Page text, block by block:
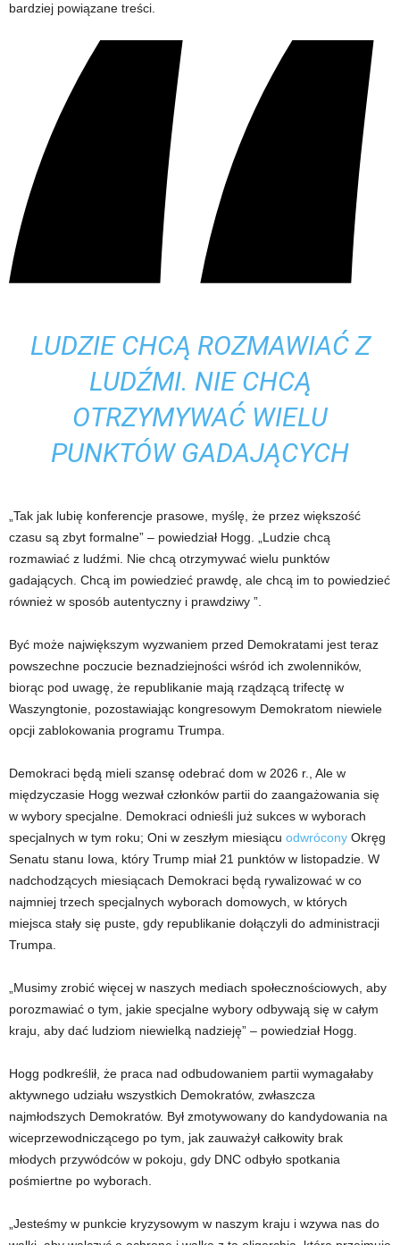
bardziej powiązane treści.
LUDZIE CHCĄ ROZMAWIAĆ Z
LUDŹMI. NIE CHCĄ
OTRZYMYWAĆ WIELU
PUNKTÓW GADAJĄCYCH
„Tak jak lubię konferencje prasowe, myślę, że przez większość
czasu są zbyt formalne” – powiedział Hogg. „Ludzie chcą
rozmawiać z ludźmi. Nie chcą otrzymywać wielu punktów
gadających. Chcą im powiedzieć prawdę, ale chcą im to powiedzieć
również w sposób autentyczny i prawdziwy ”.
Być może największym wyzwaniem przed Demokratami jest teraz
powszechne poczucie beznadziejności wśród ich zwolenników,
biorąc pod uwagę, że republikanie mają rządzącą trifectę w
Waszyngtonie, pozostawiając kongresowym Demokratom niewiele
opcji zablokowania programu Trumpa.
Demokraci będą mieli szansę odebrać dom w 2026 r., Ale w
międzyczasie Hogg wezwał członków partii do zaangażowania się
w wybory specjalne. Demokraci odnieśli już sukces w wyborach
specjalnych w tym roku; Oni w zeszłym miesiącu odwrócony Okręg
Senatu stanu Iowa, który Trump miał 21 punktów w listopadzie. W
nadchodzących miesiącach Demokraci będą rywalizować w co
najmniej trzech specjalnych wyborach domowych, w których
miejsca stały się puste, gdy republikanie dołączyli do administracji
Trumpa.
„Musimy zrobić więcej w naszych mediach społecznościowych, aby
porozmawiać o tym, jakie specjalne wybory odbywają się w całym
kraju, aby dać ludziom niewielką nadzieję” – powiedział Hogg.
Hogg podkreślił, że praca nad odbudowaniem partii wymagałaby
aktywnego udziału wszystkich Demokratów, zwłaszcza
najmłodszych Demokratów. Był zmotywowany do kandydowania na
wiceprzewodniczącego po tym, jak zauważył całkowity brak
młodych przywódców w pokoju, gdy DNC odbyło spotkania
pośmiertne po wyborach.
„Jesteśmy w punkcie kryzysowym w naszym kraju i wzywa nas do